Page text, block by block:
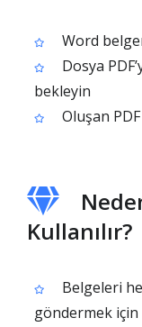
Word
Dosya
bekleyin
Oluşan
Kullanılır?
Belgeleri
göndermek için